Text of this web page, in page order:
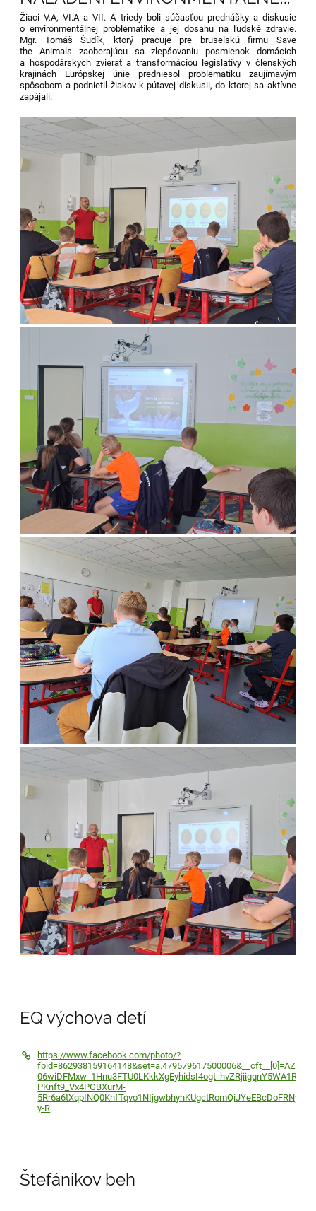
Žiaci V.A, VI.A a VII. A triedy boli súčasťou prednášky a diskusie
o environmentálnej problematike a jej dosahu na ľudské zdravie.
Mgr. Tomáš Šudík, ktorý pracuje pre bruselskú firmu Save
the Animals zaoberajúcu sa zlepšovaniu posmienok domácich
a hospodárskych zvierat a transformáciou legislatívy v členských
krajinách Európskej únie predniesol problematiku zaujímavým
spôsobom a podnietil žiakov k pútavej diskusii, do ktorej sa aktívne
zapájali.
EQ výchova detí
https://www.facebook.com/photo/?
fbid=862938159164148&set=a.479579617500006&__cft__[0]=AZWw-
PKnft9_Vx4PGBXurM-
y-R
Štefánikov beh